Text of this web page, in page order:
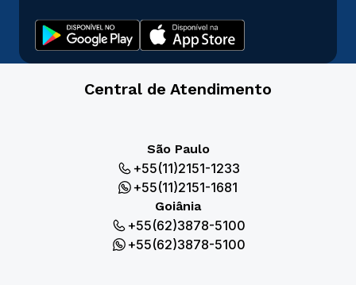
Central de Atendimento
São Paulo
+55(11)2151-1233
+55(11)2151-1681
Goiânia
+55(62)3878-5100
+55(62)3878-5100